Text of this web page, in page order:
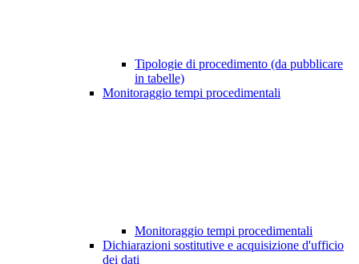
Tipologie di procedimento (da pubblicare
in tabelle)
Monitoraggio tempi procedimentali
Monitoraggio tempi procedimentali
Dichiarazioni sostitutive e acquisizione d'ufficio
dei dati